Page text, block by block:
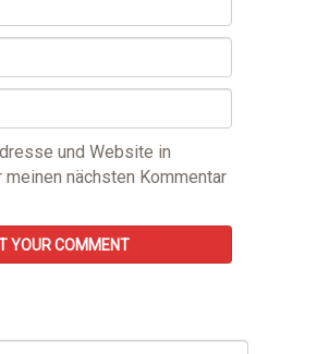
und Website in
nächsten Kommentar